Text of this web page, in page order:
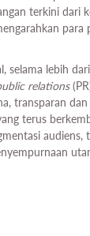
terkini dari
selama lebih
relations
transparan
terus
audiens,